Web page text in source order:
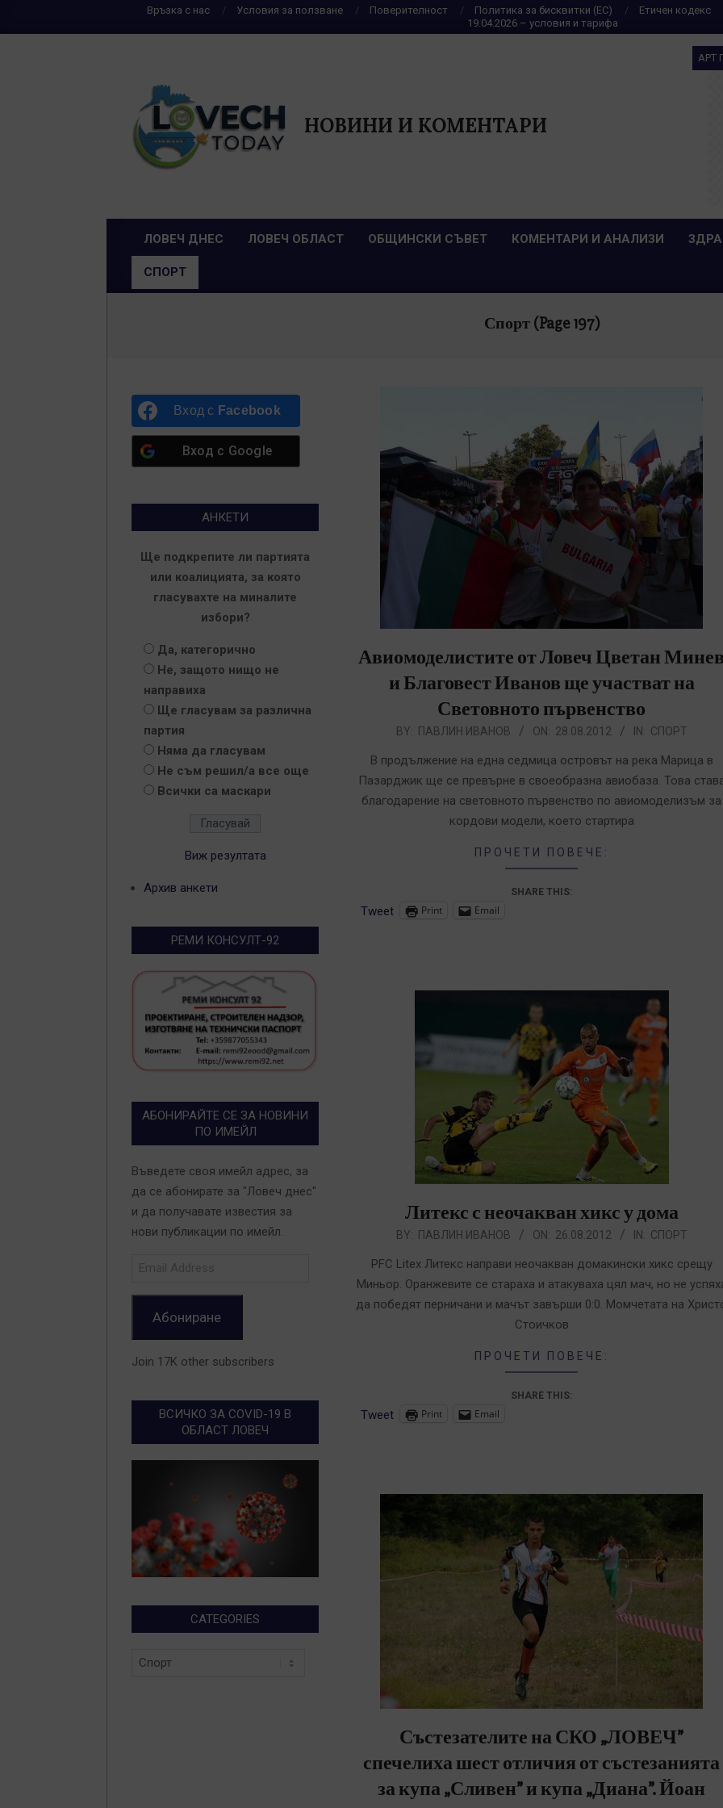
Връзка с нас Условия за ползване Поверителност Политика за бисквитки (ЕС)
Етичен кодекс
19.04.2026 – условия и тарифа
НОВИНИ И КОМЕНТАРИ
АРТ
Primary
ЛОВЕЧ ДНЕС ЛОВЕЧ ОБЛАСТ ОБЩИНСКИ СЪВЕТ КОМЕНТАРИ И АНАЛИЗИ
СПОРТ
Спорт (Page 197)
Авиомоделистите от Ловеч Цветан
и Благовест Иванов ще участват на
Световното първенство
BY: ПАВЛИН ИВАНОВ ON: 28.08.2012 IN: СПОРТ
В продължение на една седмица островът на река Марица в
Пазарджик ще се превърне в своеобразна авиобаза. Това
благодарение на световното първенство по авиомоделизъм за
кордови модели, което стартира
ПРОЧЕТИ ПОВЕЧЕ:
SHARE THIS:
Tweet Print Email
Литекс с неочакван хикс у дома
BY: ПАВЛИН ИВАНОВ ON: 26.08.2012 IN: СПОРТ
PFC Litex Литекс направи неочакван домакински хикс срещу
Миньор. Оранжевите се стараха и атакуваха цял мач, но не
да победят перничани и мачът завърши 0:0. Момчетата на
Стоичков
ПРОЧЕТИ ПОВЕЧЕ:
SHARE THIS:
Tweet Print Email
Състезателите на СКО „ЛОВЕЧ”
спечелиха шест отличия от състезанията
за купа „Сливен” и купа „Диана”. Йоан
Вход с Facebook
Вход с Google
АНКЕТИ
Ще подкрепите ли партията
или коалицията, за която
гласувахте на миналите
избори?
Да, категорично
Не, защото нищо не
направиха
Ще гласувам за различна
партия
Няма да гласувам
Не съм решил/а все още
Всички са маскари
Виж резултата
Архив анкети
РЕМИ КОНСУЛТ-92
АБОНИРАЙТЕ СЕ ЗА НОВИНИ
ПО ИМЕЙЛ
Въведете своя имейл адрес, за
да се абонирате за "Ловеч днес"
и да получавате известия за
нови публикации по имейл.
Абониране
Join 17K other subscribers
ВСИЧКО ЗА COVID-19 В
ОБЛАСТ ЛОВЕЧ
CATEGORIES
Categories